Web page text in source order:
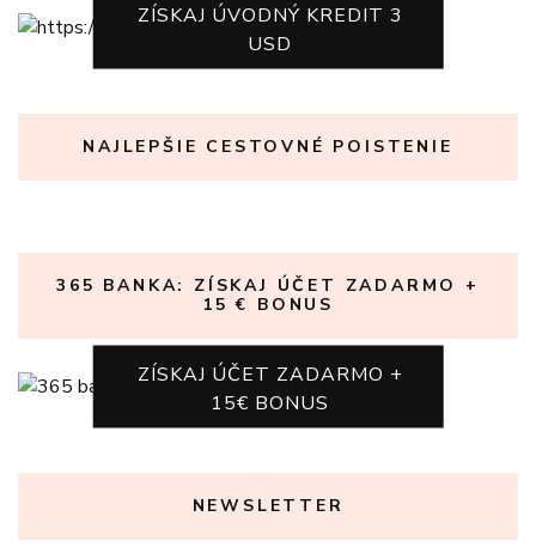
ZÍSKAJ ÚVODNÝ KREDIT 3
USD
NAJLEPŠIE CESTOVNÉ POISTENIE
365 BANKA: ZÍSKAJ ÚČET ZADARMO +
15 € BONUS
ZÍSKAJ ÚČET ZADARMO +
15€ BONUS
NEWSLETTER